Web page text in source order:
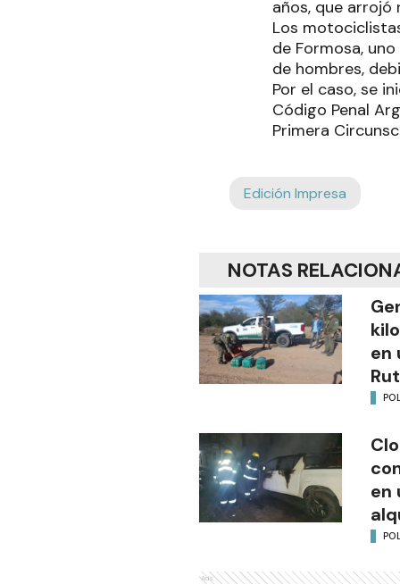
años, que
Los
de Formosa,
de hombres,
Por el caso, se
Código Penal
Primera
Edición Impresa
NOTAS
en
en
Ads